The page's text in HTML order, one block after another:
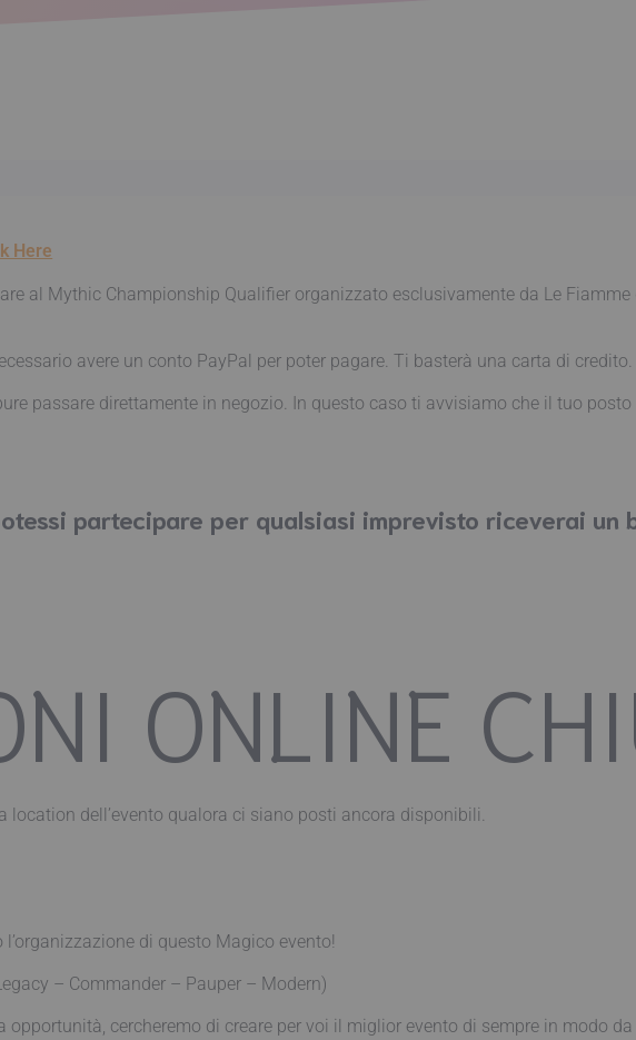
Here
al Mythic Championship Qualifier organizzato esclusivamente da Le
avere un conto PayPal per poter pagare. Ti basterà una carta di credito.
passare direttamente in negozio. In questo caso ti avvisiamo che il tuo
partecipare per qualsiasi imprevisto riceverai un
ONLINE
dell’evento qualora ci siano posti ancora disponibili.
di questo Magico evento!
– Commander – Pauper – Modern)
opportunità, cercheremo di creare per voi il miglior evento di sempre in modo